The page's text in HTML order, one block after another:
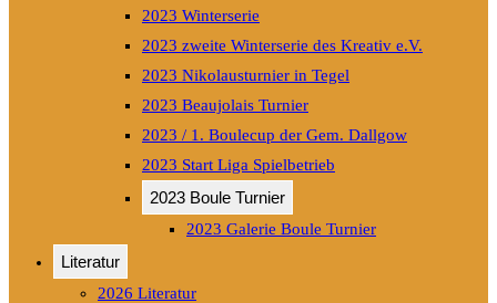
2023 Winterserie
2023 zweite Winterserie des Kreativ e.V.
2023 Nikolausturnier in Tegel
2023 Beaujolais Turnier
2023 / 1. Boulecup der Gem. Dallgow
2023 Start Liga Spielbetrieb
2023 Boule Turnier
2023 Galerie Boule Turnier
Literatur
2026 Literatur